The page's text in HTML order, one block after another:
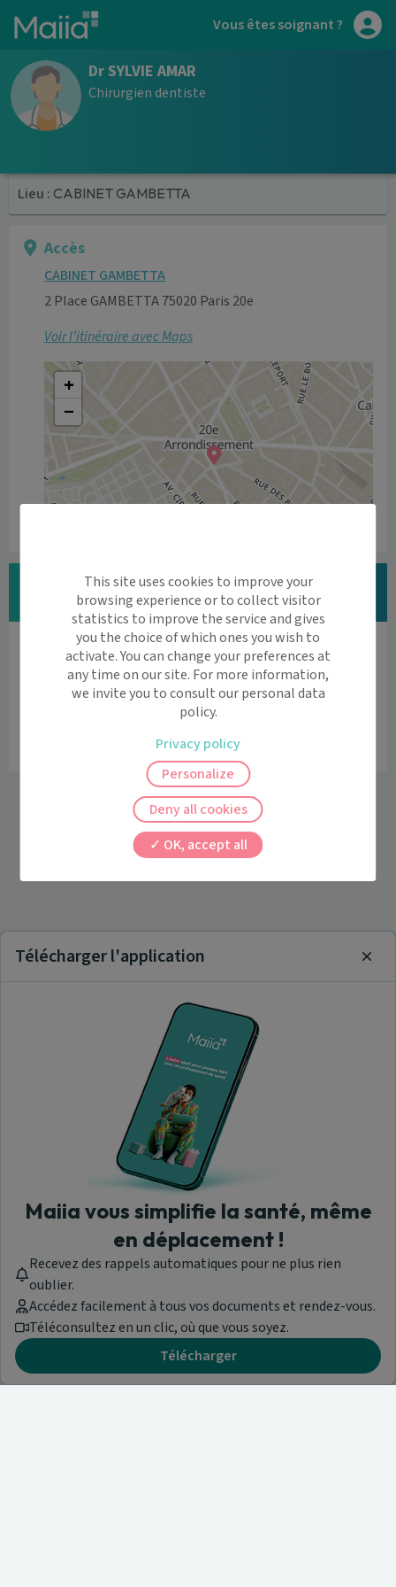
Aller au contenu principal Vous êtes soignant ?
Dr SYLVIE AMAR
Chirurgien dentiste
Lieu : CABINET GAMBETTA
Accès
CABINET GAMBETTA
2 Place GAMBETTA 75020 Paris 20e
Voir l’itinéraire avec Maps
+
−
Vous êtes Dr SYLVIE AMAR ?
Modifier vos informations
Vous êtes professionnel de santé ?
Découvrez l'agenda en ligne et la téléconsultation
par Maiia
Vous êtes professionnel de santé
Télécharger l'application
Maiia vous simplifie la santé, même
en déplacement !
Recevez des rappels automatiques pour ne plus rien
oublier.
Accédez facilement à tous vos documents et rendez-vous.
Téléconsultez en un clic, où que vous soyez.
Télécharger
This site uses cookies to improve your
browsing experience or to collect visitor
statistics to improve the service and gives
you the choice of which ones you wish to
activate. You can change your preferences at
any time on our site. For more information,
we invite you to consult our personal data
policy.
OK, accept all
Deny all cookies
Personalize
Privacy policy